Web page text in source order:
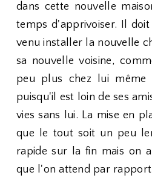
dans cette nouvelle
temps d'apprivoiser. Il
venu installer la nouvelle
sa nouvelle voisine,
peu plus chez lui même
puisqu'il est loin de ses
vies sans lui. La mise en
que le tout soit un peu
rapide sur la fin mais on
que l'on attend par rapport